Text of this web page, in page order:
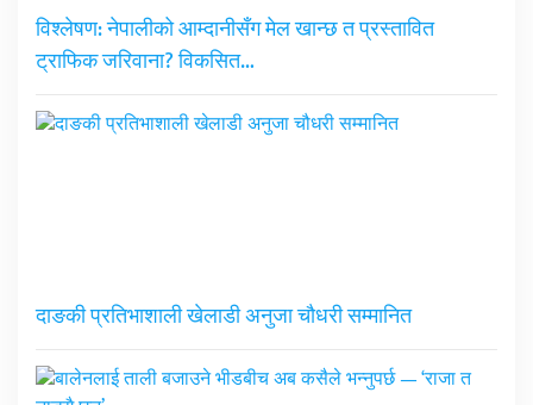
विश्लेषण: नेपालीको आम्दानीसँग मेल खान्छ त प्रस्तावित
ट्राफिक जरिवाना? विकसित…
दाङकी प्रतिभाशाली खेलाडी अनुजा चौधरी सम्मानित